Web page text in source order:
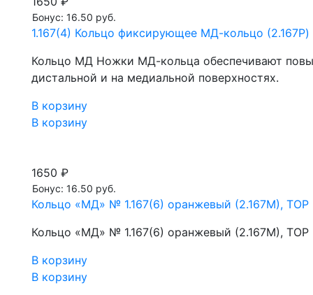
Бонус: 16.50 руб.
1.167(4) Кольцо фиксирующее МД-кольцо
Кольцо МД Ножки МД-кольца обеспечивают
дистальной и на медиальной поверхностях.
В корзину
В корзину
1650 ₽
Бонус: 16.50 руб.
Кольцо «МД» № 1.167(6) оранжевый (2.167М),
Кольцо «МД» № 1.167(6) оранжевый (2.167М),
В корзину
В корзину